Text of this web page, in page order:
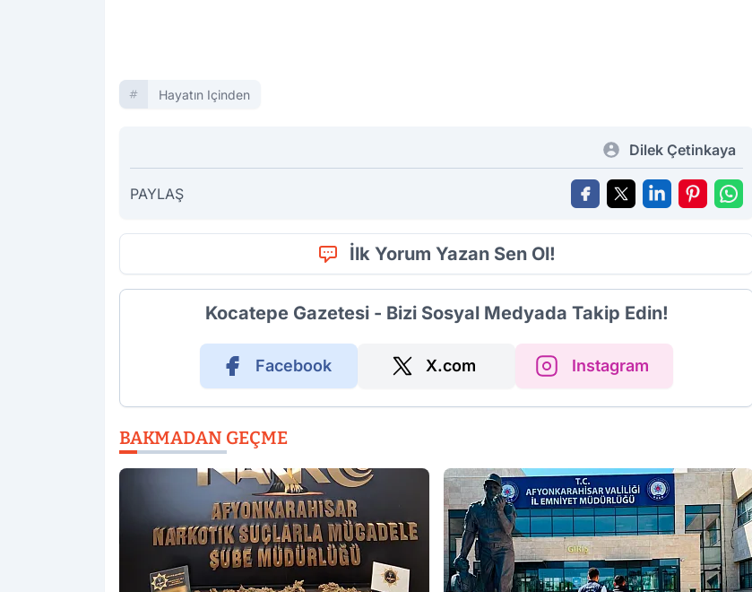
Hayatın Içinden
Dilek Çetinkaya
PAYLAŞ
İlk Yorum Yazan Sen Ol!
Kocatepe Gazetesi - Bizi Sosyal Medyada Takip Edin!
Facebook X.com Instagram
BAKMADAN GEÇME